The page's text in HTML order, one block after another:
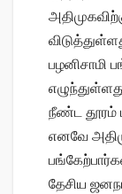
பழனிசாமி
நீண்ட தூரம்
எனவே
தேசிய